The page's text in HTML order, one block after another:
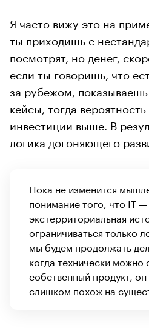
Я часто вижу это на
ты приходишь с
посмотрят, но денег,
если ты говоришь, что
за рубежом,
кейсы, тогда
инвестиции выше. В
логика догоняющего
Пока не изменится
понимание того, что IT —
экстерриториальная
ограничиваться только
мы будем продолжать
когда технически можно
собственный продукт,
слишком похож на